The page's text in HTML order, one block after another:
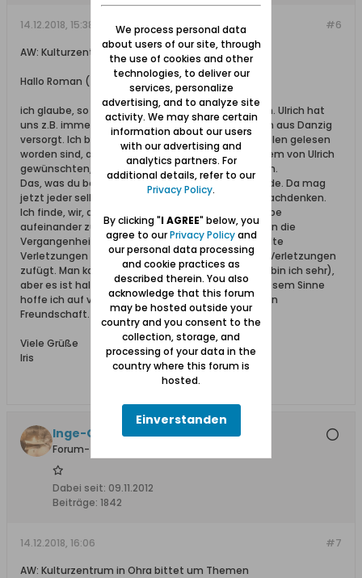
#6
14.12.2018, 15:38
AW: Kulturzentrum in Ohra bittet um Themen
Hallo Roman (#4) und andere Interessierte,
ich glaube, so "einfach" kann man das nicht sagen. Ulrich hat
uns z.B. immer wieder mit aktuellen Informationen aus Danzig
versorgt. Ich bin davon überzeugt, dass sie von vielen gelesen
worden sind, auch wenn es nur selten zum, vor allem von Ulrich
gewünschten, inhaltlichen Austausch darüber kam.
Das, was du beklagst, hat, denke ich, andere Gründe. Da mag
jetzt jeder selbst mal in sich gehen und darüber nachdenken.
Ich finde, wir, die wir heute leben, haben die Aufgabe
aufeinander zuzugehen. Das heißt nicht, dass man die
Vergangenheit vergessen sollte, aber man kann alte
Verletzungen nicht damit heilen, dass man neue Verletzungen
zufügt. Man kann auch über alles sprechen (dafür bin ich sehr),
aber es ist halt der Ton, der die Musik macht. In diesem Sinne
hoffe ich auf viele Beiträge zur deutsch-polnischen
Freundschaft.
Viele Grüße
Iris
Inge-Gisela
Forum-Teilnehmer
Dabei seit: 09.11.2012
Beiträge: 1842
#7
14.12.2018, 16:06
AW: Kulturzentrum in Ohra bittet um Themen
We process personal data
about users of our site, through
the use of cookies and other
technologies, to deliver our
services, personalize
advertising, and to analyze site
activity. We may share certain
information about our users
with our advertising and
analytics partners. For
additional details, refer to our
Privacy Policy.
By clicking "I AGREE" below, you
agree to ourPrivacy Policyand
our personal data processing
and cookie practices as
described therein. You also
acknowledge that this forum
may be hosted outside your
country and you consent to the
collection, storage, and
processing of your data in the
country where this forum is
hosted.
Einverstanden